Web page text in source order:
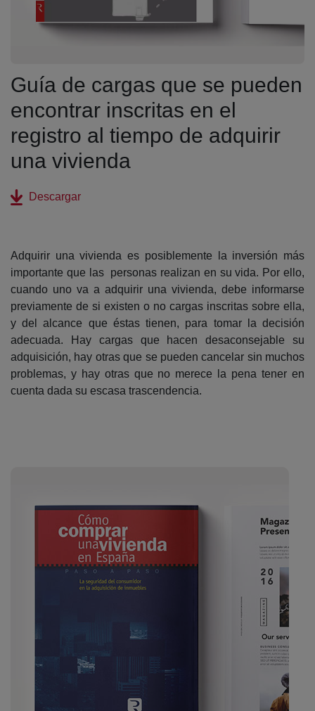
Guía de cargas que se pueden
encontrar inscritas en el
registro al tiempo de adquirir
una vivienda
Descargar(abre en nueva ventana)
Adquirir una vivienda es posiblemente la inversión más
importante que las personas realizan en su vida. Por ello,
cuando uno va a adquirir una vivienda, debe informarse
previamente de si existen o no cargas inscritas sobre ella,
y del alcance que éstas tienen, para tomar la decisión
adecuada. Hay cargas que hacen desaconsejable su
adquisición, hay otras que se pueden cancelar sin muchos
problemas, y hay otras que no merece la pena tener en
cuenta dada su escasa trascendencia.